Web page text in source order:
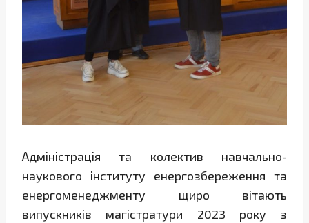
Адміністрація та колектив навчально-
наукового інституту енергозбереження та
енергоменеджменту щиро вітають
випускників магістратури 2023 року з